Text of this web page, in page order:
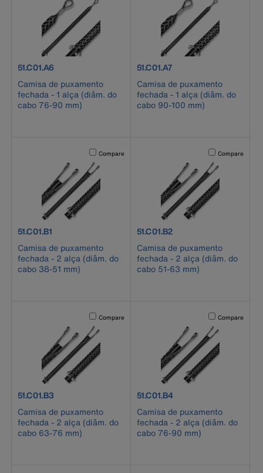
product number 51.C01.A6
51.C01.A6
Camisa de puxamento
fechada - 1 alça (diâm. do
cabo 76-90 mm)
product number 51.C01.A7
51.C01.A7
Camisa de puxamento
fechada - 1 alça (diâm. do
cabo 90-100 mm)
Activating this element will cause content on the page to
Compare
product number 51.C01.B1
51.C01.B1
Camisa de puxamento
fechada - 2 alça (diâm. do
cabo 38-51 mm)
Activating this
Compare
product number 51.C01.B2
51.C01.B2
Camisa de puxamento
fechada - 2 alça (diâm. do
cabo 51-63 mm)
Activating this element will cause content on the page to
Compare
product number 51.C01.B3
51.C01.B3
Camisa de puxamento
fechada - 2 alça (diâm. do
cabo 63-76 mm)
Activating this
Compare
product number 51.C01.B4
51.C01.B4
Camisa de puxamento
fechada - 2 alça (diâm. do
cabo 76-90 mm)